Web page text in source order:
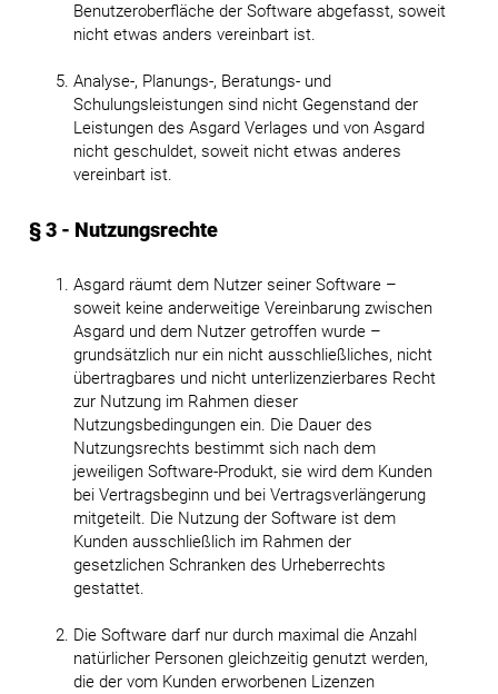
Benutzeroberfläche der Software abgefasst, soweit
nicht etwas anders vereinbart ist.
Analyse-, Planungs-, Beratungs- und
Schulungsleistungen sind nicht Gegenstand der
Leistungen des Asgard Verlages und von Asgard
nicht geschuldet, soweit nicht etwas anderes
vereinbart ist.
§ 3 - Nutzungsrechte
Asgard räumt dem Nutzer seiner Software –
soweit keine anderweitige Vereinbarung zwischen
Asgard und dem Nutzer getroffen wurde –
grundsätzlich nur ein nicht ausschließliches, nicht
übertragbares und nicht unterlizenzierbares Recht
zur Nutzung im Rahmen dieser
Nutzungsbedingungen ein. Die Dauer des
Nutzungsrechts bestimmt sich nach dem
jeweiligen Software-Produkt, sie wird dem Kunden
bei Vertragsbeginn und bei Vertragsverlängerung
mitgeteilt. Die Nutzung der Software ist dem
Kunden ausschließlich im Rahmen der
gesetzlichen Schranken des Urheberrechts
gestattet.
Die Software darf nur durch maximal die Anzahl
natürlicher Personen gleichzeitig genutzt werden,
die der vom Kunden erworbenen Lizenzen